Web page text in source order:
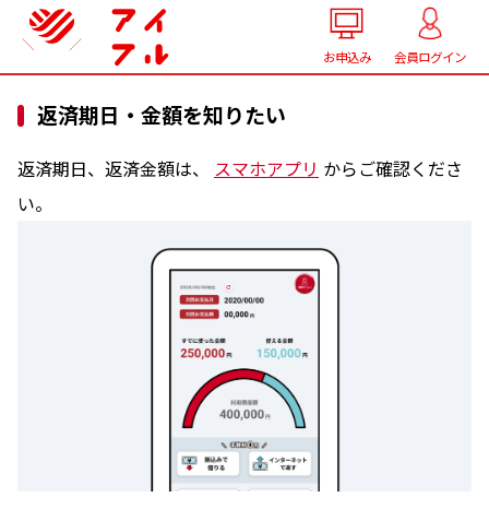
お申込み 会員ログイン
返済期日・金額を知りたい
返済期日、返済金額は、 スマホアプリ からご確認くださ
い。